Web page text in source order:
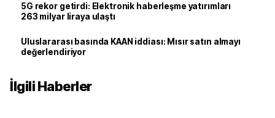
5G rekor getirdi: Elektronik haberleşme yatırımları
263 milyar liraya ulaştı
Uluslararası basında KAAN iddiası: Mısır satın almayı
değerlendiriyor
İlgili Haberler